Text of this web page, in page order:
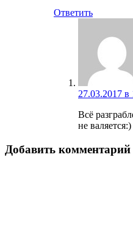
Ответить
27.03.2017 в
Всё
не
Добавить комментарий